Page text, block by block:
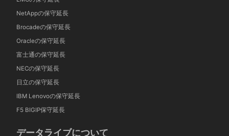
NetAppの保守延長
Brocadeの保守延長
Oracleの保守延長
富士通の保守延長
NECの保守延長
日立の保守延長
IBM Lenovoの保守延長
F5 BIGIP保守延長
データライブについて